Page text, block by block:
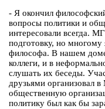
- Я окончил
вопросы политики и
интересовали всегда.
подготовку, но многому
философа. В нашем
коллеги, и в
слушать их беседы.
друзьями организовал
общественную
политику был как бы